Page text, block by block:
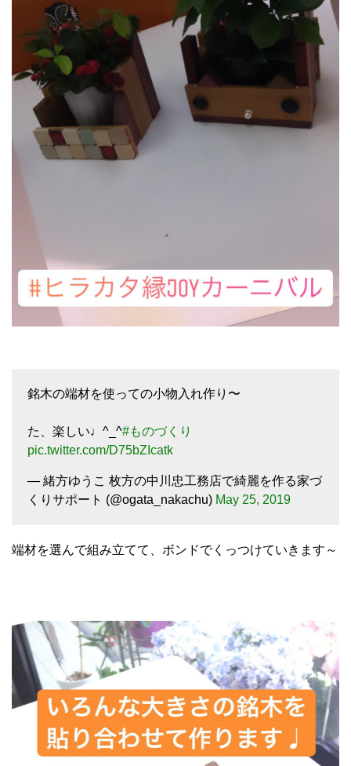
銘木の端材を使っての小物入れ作り〜
た、楽しい♩^_^#ものづくり
pic.twitter.com/D75bZIcatk
— 緒方ゆうこ 枚方の中川忠工務店で綺麗を作る家づ
くりサポート (@ogata_nakachu) May 25, 2019
端材を選んで組み立てて、ボンドでくっつけていきます～